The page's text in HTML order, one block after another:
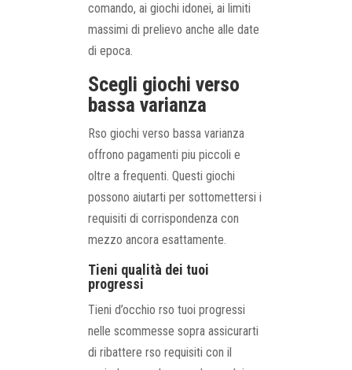
comando, ai giochi idonei, ai limiti
massimi di prelievo anche alle date
di epoca.
Scegli giochi verso
bassa varianza
Rso giochi verso bassa varianza
offrono pagamenti piu piccoli e
oltre a frequenti. Questi giochi
possono aiutarti per sottomettersi i
requisiti di corrispondenza con
mezzo ancora esattamente.
Tieni qualità dei tuoi
progressi
Tieni d’occhio rso tuoi progressi
nelle scommesse sopra assicurarti
di ribattere rso requisiti con il